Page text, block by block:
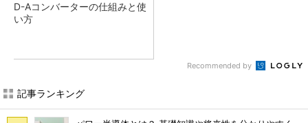
D-Aコンバーターの仕組みと使
い方
Recommended by
記事ランキング